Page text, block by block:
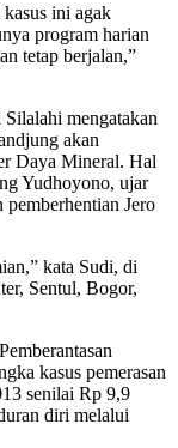
ini agak
program harian
tetap berjalan,”
mengatakan
akan
Daya Mineral. Hal
Yudhoyono, ujar
pemberhentian Jero
kata Sudi, di
Sentul, Bogor,
kasus pemerasan
senilai Rp 9,9
diri melalui